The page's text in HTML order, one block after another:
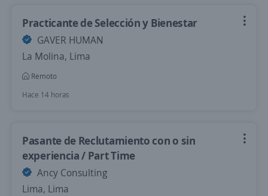
Practicante de Selección y Bienestar
GAVER HUMAN
La Molina, Lima
Remoto
Hace 14 horas
Pasante de Reclutamiento con o sin
experiencia / Part Time
Ancy Consulting
Lima, Lima